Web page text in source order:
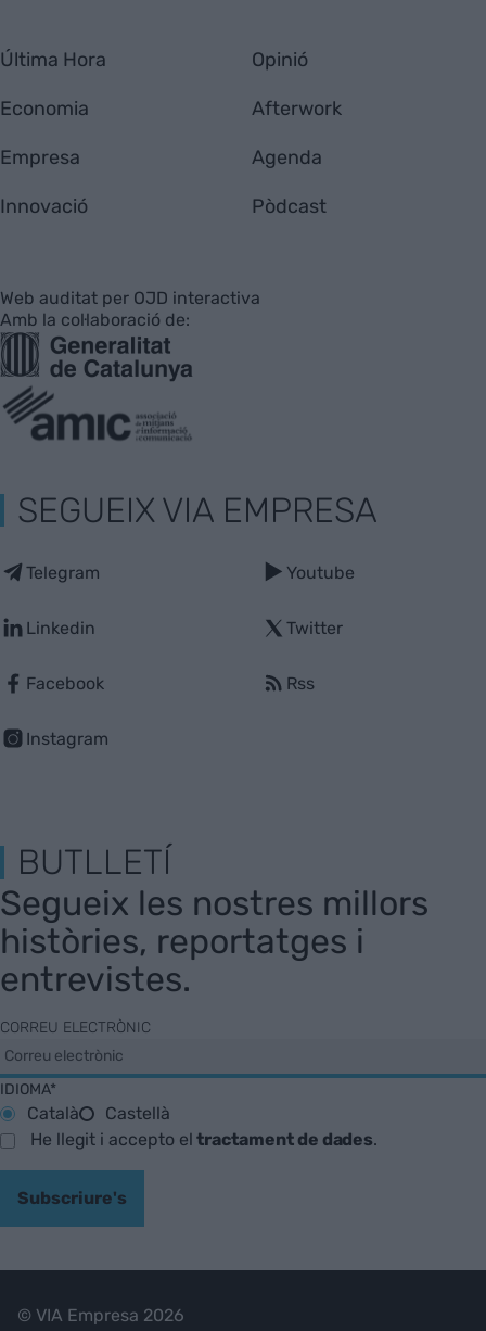
Última Hora
Economia
Empresa
Innovació
Opinió
Afterwork
Agenda
Pòdcast
Web auditat per OJD interactiva
Amb la col·laboració de:
SEGUEIX VIA EMPRESA
Telegram
Linkedin
Facebook
Instagram
Youtube
Twitter
Rss
BUTLLETÍ
Segueix les nostres millors
històries, reportatges i
entrevistes.
CORREU ELECTRÒNIC
IDIOMA*
Català
Castellà
He llegit i accepto eltractament de dades.
Subscriure's
© VIA Empresa 2026